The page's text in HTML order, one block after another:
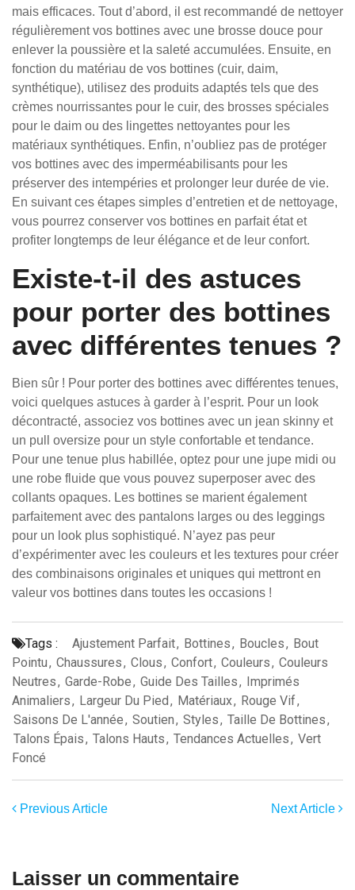
mais efficaces. Tout d’abord, il est recommandé de nettoyer
régulièrement vos bottines avec une brosse douce pour
enlever la poussière et la saleté accumulées. Ensuite, en
fonction du matériau de vos bottines (cuir, daim,
synthétique), utilisez des produits adaptés tels que des
crèmes nourrissantes pour le cuir, des brosses spéciales
pour le daim ou des lingettes nettoyantes pour les
matériaux synthétiques. Enfin, n’oubliez pas de protéger
vos bottines avec des imperméabilisants pour les
préserver des intempéries et prolonger leur durée de vie.
En suivant ces étapes simples d’entretien et de nettoyage,
vous pourrez conserver vos bottines en parfait état et
profiter longtemps de leur élégance et de leur confort.
Existe-t-il des astuces
pour porter des bottines
avec différentes tenues ?
Bien sûr ! Pour porter des bottines avec différentes tenues,
voici quelques astuces à garder à l’esprit. Pour un look
décontracté, associez vos bottines avec un jean skinny et
un pull oversize pour un style confortable et tendance.
Pour une tenue plus habillée, optez pour une jupe midi ou
une robe fluide que vous pouvez superposer avec des
collants opaques. Les bottines se marient également
parfaitement avec des pantalons larges ou des leggings
pour un look plus sophistiqué. N’ayez pas peur
d’expérimenter avec les couleurs et les textures pour créer
des combinaisons originales et uniques qui mettront en
valeur vos bottines dans toutes les occasions !
Tags : Ajustement Parfait, Bottines, Boucles, Bout
Pointu, Chaussures, Clous, Confort, Couleurs, Couleurs
Neutres, Garde-Robe, Guide Des Tailles, Imprimés
Animaliers, Largeur Du Pied, Matériaux, Rouge Vif,
Saisons De L'année, Soutien, Styles, Taille De Bottines,
Talons Épais, Talons Hauts, Tendances Actuelles, Vert
Foncé
Previous Article Next Article
Laisser un commentaire